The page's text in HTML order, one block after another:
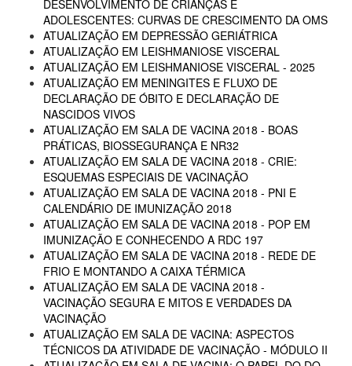
DESENVOLVIMENTO DE CRIANÇAS E
ADOLESCENTES: CURVAS DE CRESCIMENTO DA OMS
ATUALIZAÇÃO EM DEPRESSÃO GERIÁTRICA
ATUALIZAÇÃO EM LEISHMANIOSE VISCERAL
ATUALIZAÇÃO EM LEISHMANIOSE VISCERAL - 2025
ATUALIZAÇÃO EM MENINGITES E FLUXO DE
DECLARAÇÃO DE ÓBITO E DECLARAÇÃO DE
NASCIDOS VIVOS
ATUALIZAÇÃO EM SALA DE VACINA 2018 - BOAS
PRÁTICAS, BIOSSEGURANÇA E NR32
ATUALIZAÇÃO EM SALA DE VACINA 2018 - CRIE:
ESQUEMAS ESPECIAIS DE VACINAÇÃO
ATUALIZAÇÃO EM SALA DE VACINA 2018 - PNI E
CALENDÁRIO DE IMUNIZAÇÃO 2018
ATUALIZAÇÃO EM SALA DE VACINA 2018 - POP EM
IMUNIZAÇÃO E CONHECENDO A RDC 197
ATUALIZAÇÃO EM SALA DE VACINA 2018 - REDE DE
FRIO E MONTANDO A CAIXA TÉRMICA
ATUALIZAÇÃO EM SALA DE VACINA 2018 -
VACINAÇÃO SEGURA E MITOS E VERDADES DA
VACINAÇÃO
ATUALIZAÇÃO EM SALA DE VACINA: ASPECTOS
TÉCNICOS DA ATIVIDADE DE VACINAÇÃO - MÓDULO II